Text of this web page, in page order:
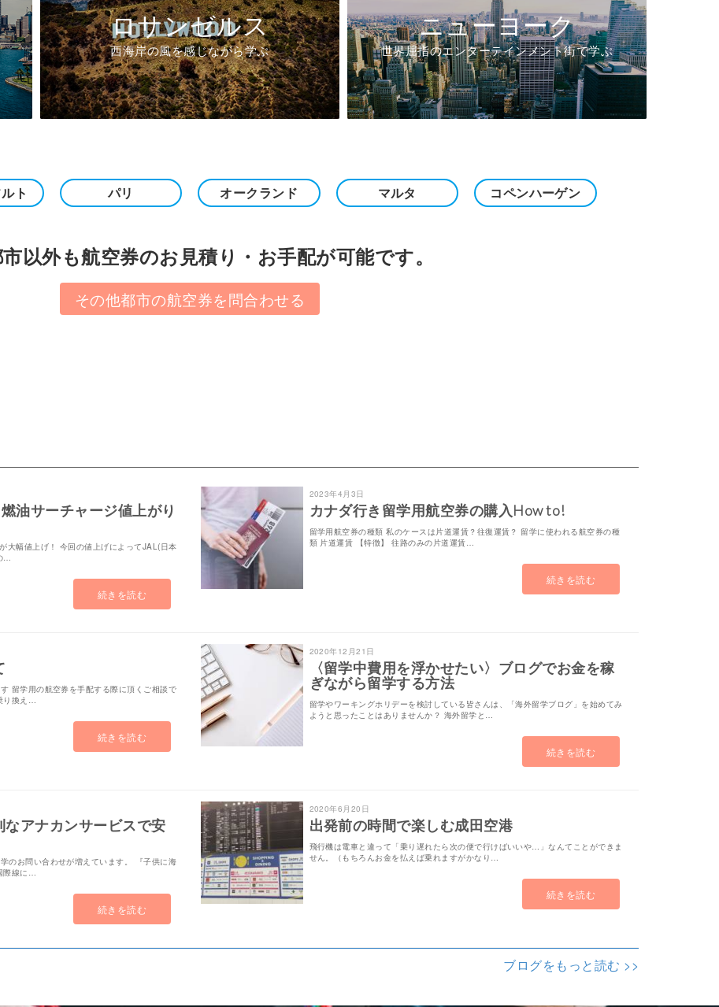
ロサンゼルス
西海岸の風を感じながら学ぶ
ニューヨーク
世界屈指のエンターテインメント街で学ぶ
ト パリ オークランド マルタ コペンハーゲン
以外も航空券のお見積り・お手配が可能です。
その他都市の航空券を問合わせる
油サーチャージ値上がり
大幅値上げ！ 今回の値上げによってJAL(日本
…
続きを読む
2023年4月3日
カナダ行き留学用航空券の購入How to!
留学用航空券の種類 私のケースは片道運賃？往復運賃？ 留学に使われる航空券の種
類 片道運賃 【特徴】 往路のみの片道運賃…
続きを読む
留学用の航空券を手配する際に頂くご相談で
り換え…
続きを読む
2020年12月21日
〈留学中費用を浮かせたい〉ブログでお金を稼
ぎながら留学する方法
留学やワーキングホリデーを検討している皆さんは、「海外留学ブログ」を始めてみ
ようと思ったことはありませんか？ 海外留学と…
続きを読む
アナカンサービスで安
のお問い合わせが増えています。 『子供に海
際線に…
続きを読む
2020年6月20日
出発前の時間で楽しむ成田空港
飛行機は電車と違って「乗り遅れたら次の便で行けばいいや…」なんてことができま
せん。（もちろんお金を払えば乗れますがかなり…
続きを読む
ブログをもっと読む >>